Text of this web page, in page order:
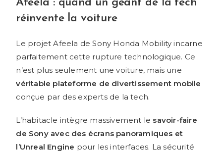
Afeela : quand un géant de la tech
réinvente la voiture
Le projet Afeela de Sony Honda Mobility incarne
parfaitement cette rupture technologique. Ce
n’est plus seulement une voiture, mais une
véritable plateforme de divertissement mobile
conçue par des experts de la tech.
L’habitacle intègre massivement le savoir-faire
de Sony avec des écrans panoramiques et
l’Unreal Engine pour les interfaces. La sécurité